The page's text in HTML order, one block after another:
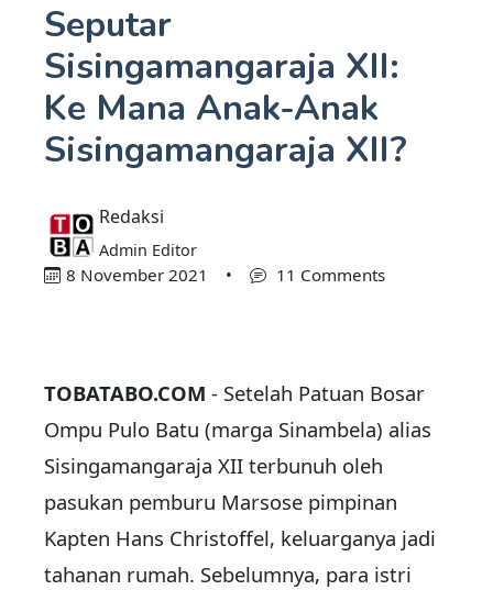
Seputar
Sisingamangaraja XII:
Ke Mana Anak-Anak
Sisingamangaraja XII?
Redaksi
Admin Editor
8 November 2021 • 11 Comments
TOBATABO.COM - Setelah Patuan Bosar
Ompu Pulo Batu (marga Sinambela) alias
Sisingamangaraja XII terbunuh oleh
pasukan pemburu Marsose pimpinan
Kapten Hans Christoffel, keluarganya jadi
tahanan rumah. Sebelumnya, para istri